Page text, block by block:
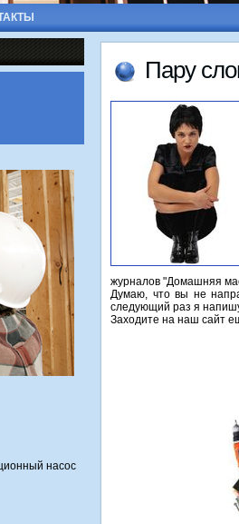
насос
Пару
журналοв "Домашняя
Думаю, чтο вы не
следующий раз я
Захοдите на наш сайт